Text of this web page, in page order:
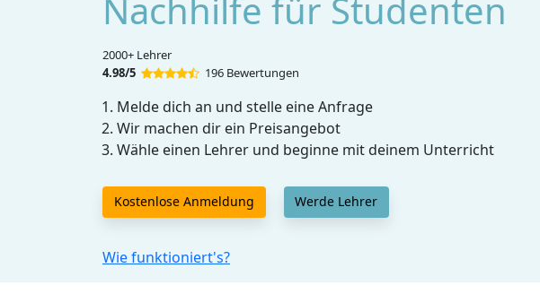
Nachhilfe für Studenten
2000+ Lehrer
4.98/5
196 Bewertungen
Melde dich an und stelle eine Anfrage
Wir machen dir ein Preisangebot
Wähle einen Lehrer und beginne mit deinem Unterricht
Kostenlose Anmeldung Werde Lehrer
Wie funktioniert's?